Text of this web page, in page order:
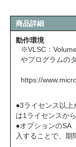
商品詳細
動作環境
※VLSC：
やプログラムの
https://
●3ライセンス以上
は1ライセンスか
●オプションのSA
入することで、